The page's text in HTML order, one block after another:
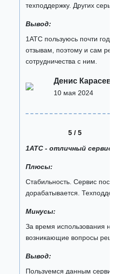
техподдержку. Других
Вывод:
1АТС пользуюсь почти год.
отзывам, поэтому и сам
сотрудничества с ним.
Денис Карасев
10 мая 2024
5 / 5
1АТС - отличный сервис
Плюсы:
Стабильность. Сервис
дорабатывается.
Минусы:
За время использования не
возникающие вопросы
Вывод:
Пользуемся данным